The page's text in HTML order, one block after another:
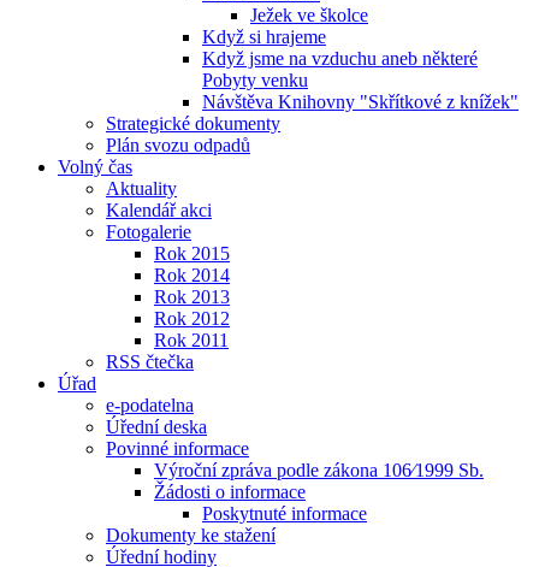
Ježek ve školce
Když si hrajeme
Když jsme na vzduchu aneb některé
Pobyty venku
Návštěva Knihovny "Skřítkové z knížek"
Strategické dokumenty
Plán svozu odpadů
Volný čas
Aktuality
Kalendář akci
Fotogalerie
Rok 2015
Rok 2014
Rok 2013
Rok 2012
Rok 2011
RSS čtečka
Úřad
e-podatelna
Úřední deska
Povinné informace
Výroční zpráva podle zákona 106⁄1999 Sb.
Žádosti o informace
Poskytnuté informace
Dokumenty ke stažení
Úřední hodiny